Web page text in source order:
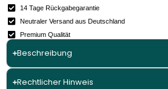
14 Tage Rückgabegarantie
Neutraler Versand aus Deutschland
Premium Qualität
Beschreibung
Rechtlicher Hinweis